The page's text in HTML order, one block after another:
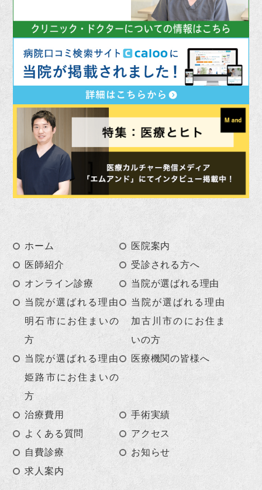
ホーム
医院案内
医師紹介
受診される方へ
オンライン診療
当院が選ばれる理由
当院が選ばれる理由
明石市にお住まいの
方
当院が選ばれる理由
加古川市のにお住ま
いの方
当院が選ばれる理由
姫路市にお住まいの
方
医療機関の皆様へ
治療費用
手術実績
よくある質問
アクセス
自費診療
お知らせ
求人案内